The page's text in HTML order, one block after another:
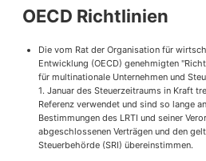
OECD Richtlinien
Die vom Rat der Organisation für
Entwicklung (OECD) genehmigten
für multinationale Unternehmen und
1. Januar des Steuerzeitraums in Kraft
Referenz verwendet und sind so lange
Bestimmungen des LRTI und seiner
abgeschlossenen Verträgen und den
Steuerbehörde (SRI) übereinstimmen.